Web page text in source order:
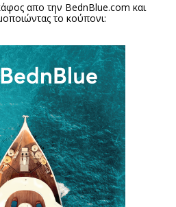
απο την BednBlue.com και
το κούπονι: